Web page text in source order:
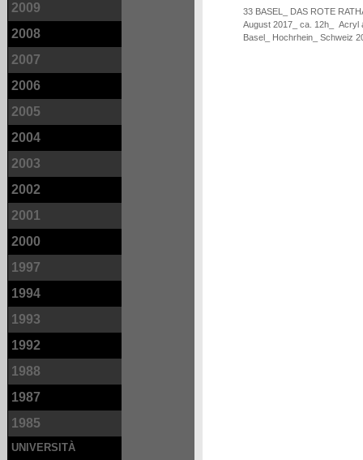
2009
2008
2007
2006
2005
2004
2003
2002
2001
2000
1997
1994
1993
1992
1988
1987
1985
UNIVERSITÀ
33 BASEL_ DAS ROTE
August 2017_ ca. 12h_ Acryl
Basel_ Hochrhein_ Schweiz